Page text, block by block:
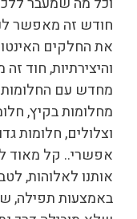
חודש זה מאפשר
את החלקים
והיצירתיות, חוד
מחדש עם החלומות
מחלומות בקיץ,
וצלולים, חלומות
אפשרי.. קל מאוד
אותנו לאלוהות,
באמצעות תפילה,